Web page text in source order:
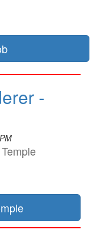
-